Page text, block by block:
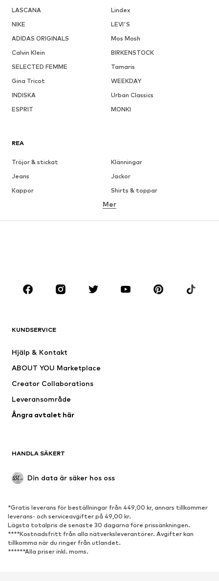
LASCANA
Lindex
NIKE
LEVI'S
ADIDAS ORIGINALS
Mos Mosh
Calvin Klein
BIRKENSTOCK
SELECTED FEMME
Tamaris
Gina Tricot
WEEKDAY
INDISKA
Urban Classics
ESPRIT
MONKI
REA
Tröjor & stickat
Klänningar
Jeans
Jackor
Kappor
Shirts & toppar
Underkläder
Premium
Nytt
Underkläder
Kappor
Badkläder
Upcycling
Populärt
Sneakers
Stövletter
Pumps & högklackade skor
Stövlar
Sandaler
Mer
KUNDSERVICE
Hjälp & Kontakt
ABOUT YOU Marketplace
Creator Collaborations
Leveransområde
Ångra avtalet här
HANDLA SÄKERT
Din data är säker hos oss
*Gratis leverans för beställningar från 449,00 kr, annars tillkommer
leverans- och serviceavgifter på 49,00 kr.
Lägsta totalpris de senaste 30 dagarna före prissänkningen.
****Kostnadsfritt från alla nätverksleverantörer. Avgifter kan
tillkomma när du ringer från utlandet.
******Alla priser inkl. moms.